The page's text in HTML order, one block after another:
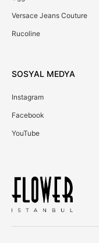
Versace Jeans Couture
Rucoline
SOSYAL MEDYA
Instagram
Facebook
YouTube